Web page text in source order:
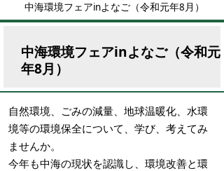
中海環境フェアinよなご（令和元年8月）
中海環境フェアinよなご（令和元
年8月）
自然環境、ごみの減量、地球温暖化、水環
境等の環境保全について、学び、考えてみ
ませんか。
今年も中海の現状を認識し、環境改善と環